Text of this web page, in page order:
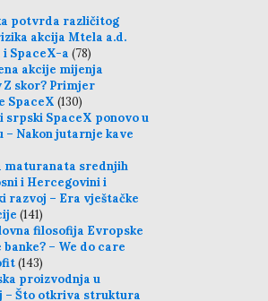
potvrda različitog
akcija Mtela a.d.
i SpaceX-a (78)
akcije mijenja
Z skor? Primjer
SpaceX (130)
srpski SpaceX ponovo u
– Nakon jutarnje kave
maturanata srednjih
i Hercegovini i
razvoj – Era vještačke
(141)
filosofija Evropske
– We do care
(143)
proizvodnja u
– Što otkriva struktura